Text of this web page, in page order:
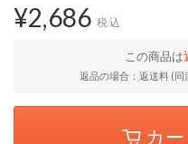
¥2,686 税込
この商品は
返品の場合：返送料 (
カ